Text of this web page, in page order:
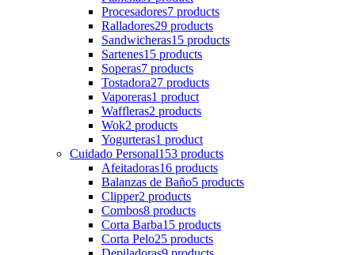
Procesadores7 products
Ralladores29 products
Sandwicheras15 products
Sartenes15 products
Soperas7 products
Tostadora27 products
Vaporeras1 product
Waffleras2 products
Wok2 products
Yogurteras1 product
Cuidado Personal153 products
Afeitadoras16 products
Balanzas de Baño5 products
Clipper2 products
Combos8 products
Corta Barba15 products
Corta Pelo25 products